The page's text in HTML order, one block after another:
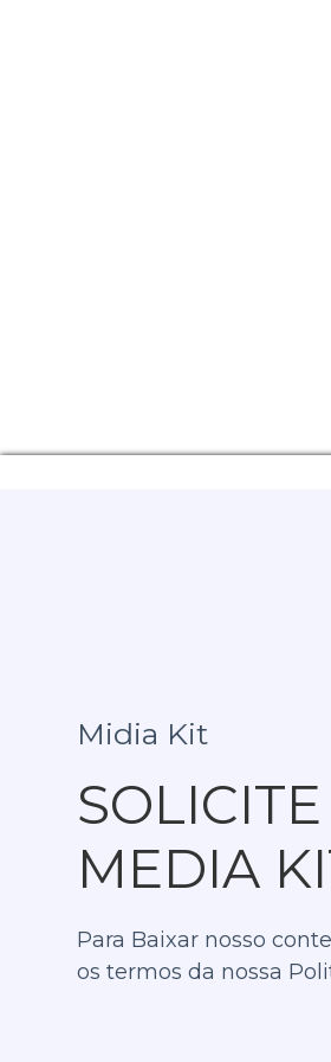
Midia Kit
MEDIA
Para Baixar nosso
os termos da nossa